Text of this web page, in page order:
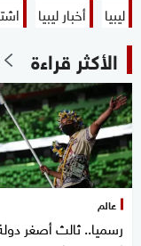
ليبيا أخبار ليبيا
الأكثر قراءة
عالم
رسميا.. ثالث أصغر